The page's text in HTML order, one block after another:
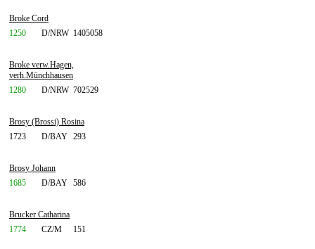
Broke Cord
1250
D/NRW 1405058
Broke verw.Hagen,
verh.Münchhausen
1280
D/NRW 702529
Brosy (Brossi) Rosina
1723
D/BAY 293
Brosy Johann
1685
D/BAY 586
Brucker Catharina
1774
CZ/M 151